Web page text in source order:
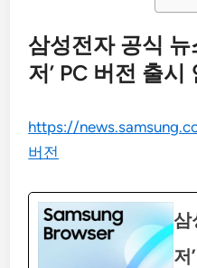
삼성전자 공식 뉴
저’ PC 버전 출시
https://
버전
삼
저